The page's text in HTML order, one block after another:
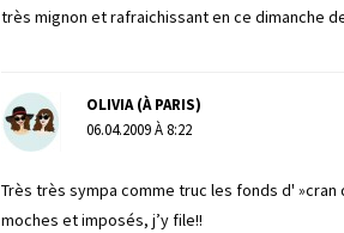
très mignon et rafraichissant en ce dimanche
OLIVIA (À PARIS)
06.04.2009 À 8:22
Très très sympa comme truc les fonds d'
moches et imposés, j’y file!!